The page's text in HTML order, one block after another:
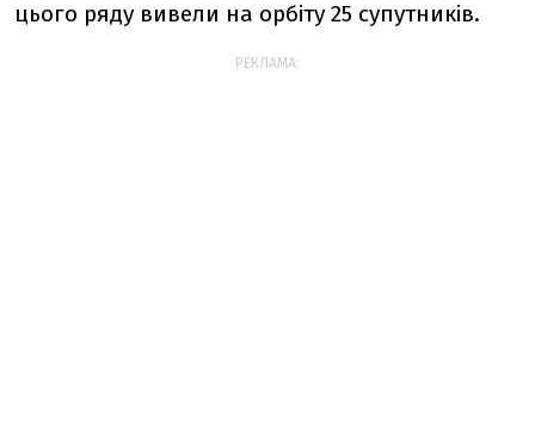
цього ряду вивели на орбіту 25 супутників.
РЕКЛАМА: